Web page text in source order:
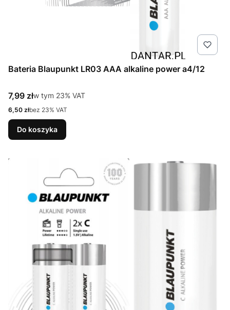
Bateria Blaupunkt LR03 AAA alkaline power a4/12
Cena brutto
7,99 złw tym %s VAT
w tym 23% VAT
Cena netto
6,50 złbez 23% VAT
Do koszyka